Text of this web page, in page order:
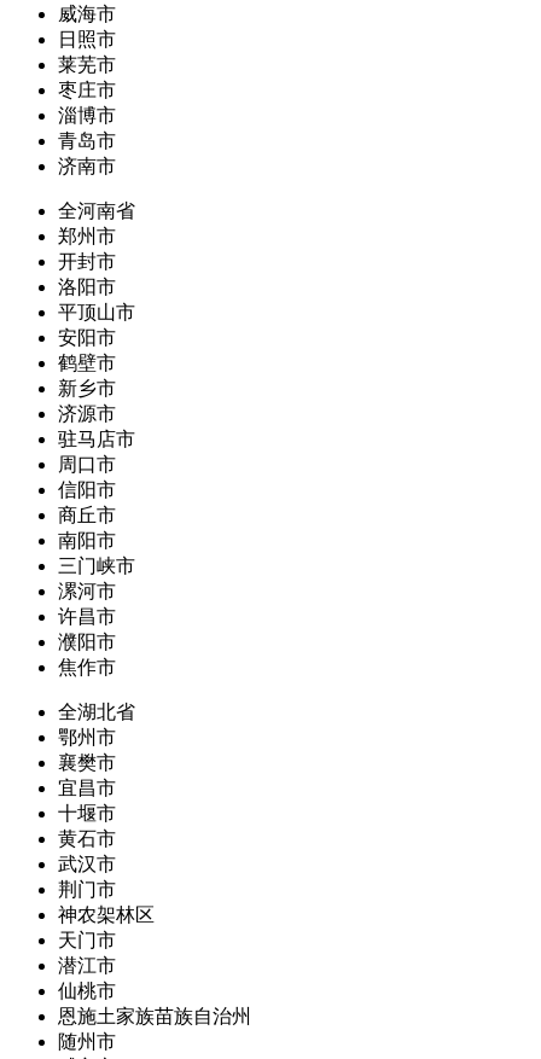
威海市
日照市
莱芜市
枣庄市
淄博市
青岛市
济南市
全河南省
郑州市
开封市
洛阳市
平顶山市
安阳市
鹤壁市
新乡市
济源市
驻马店市
周口市
信阳市
商丘市
南阳市
三门峡市
漯河市
许昌市
濮阳市
焦作市
全湖北省
鄂州市
襄樊市
宜昌市
十堰市
黄石市
武汉市
荆门市
神农架林区
天门市
潜江市
仙桃市
恩施土家族苗族自治州
随州市